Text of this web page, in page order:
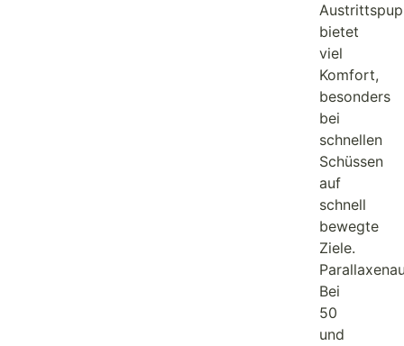
bietet
viel
Komfort,
besonders
bei
schnellen
Schüssen
auf
schnell
bewegte
Ziele.
Bei
50
und